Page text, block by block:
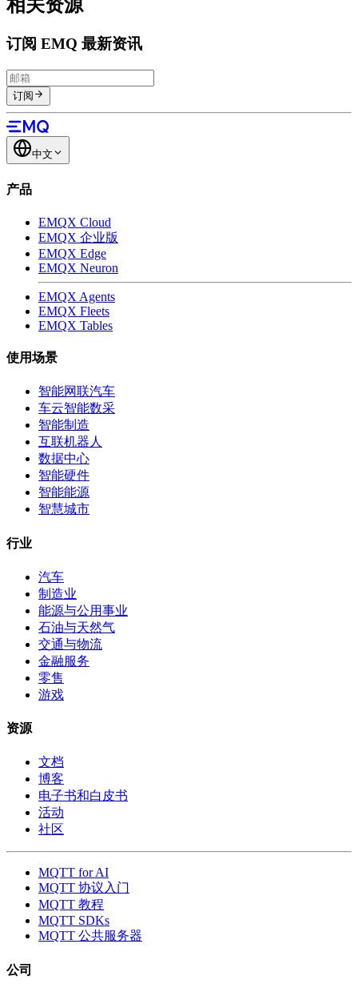
相关资源
订阅 EMQ 最新资讯
订阅
中文
产品
EMQX Cloud
EMQX 企业版
EMQX Edge
EMQX Neuron
EMQX Agents
EMQX Fleets
EMQX Tables
使用场景
智能网联汽车
车云智能数采
智能制造
互联机器人
数据中心
智能硬件
智能能源
智慧城市
行业
汽车
制造业
能源与公用事业
石油与天然气
交通与物流
金融服务
零售
游戏
资源
文档
博客
电子书和白皮书
活动
社区
MQTT for AI
MQTT 协议入门
MQTT 教程
MQTT SDKs
MQTT 公共服务器
公司